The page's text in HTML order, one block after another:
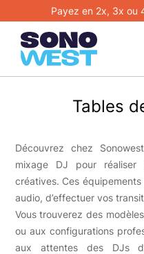
Payez en 2x, 3x ou
Tables
Découvrez chez
mixage DJ pour réaliser
créatives. Ces
audio, d’effectuer vos
Vous trouverez des
ou aux configurations
aux attentes des DJs